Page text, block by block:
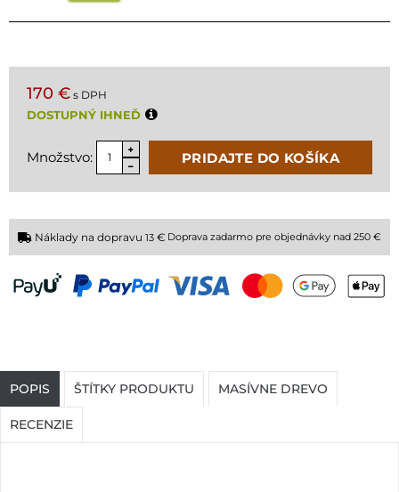
170 € s DPH
DOSTUPNÝ IHNEĎ
Množstvo: PRIDAJTE DO KOŠÍKA
Náklady na dopravu 13 € Doprava zadarmo pre objednávky nad 250 €
POPIS ŠTÍTKY PRODUKTU MASÍVNE DREVO
RECENZIE